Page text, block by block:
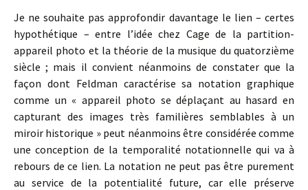
Je ne souhaite pas approfondir davantage le lien – certes
hypothétique – entre l’idée chez Cage de la partition-
appareil photo et la théorie de la musique du quatorzième
siècle ; mais il convient néanmoins de constater que la
façon dont Feldman caractérise sa notation graphique
comme un « appareil photo se déplaçant au hasard en
capturant des images très familières semblables à un
miroir historique » peut néanmoins être considérée comme
une conception de la temporalité notationnelle qui va à
rebours de ce lien. La notation ne peut pas être purement
au service de la potentialité future, car elle préserve